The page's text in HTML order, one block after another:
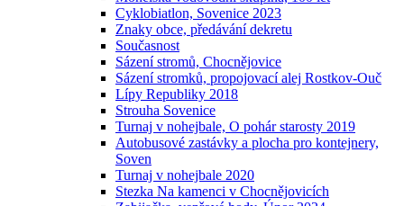
Cyklobiatlon, Sovenice 2023
Znaky obce, předávání dekretu
Současnost
Sázení stromů, Chocnějovice
Sázení stromků, propojovací alej Rostkov-Ouč
Lípy Republiky 2018
Strouha Sovenice
Turnaj v nohejbale, O pohár starosty 2019
Autobusové zastávky a plocha pro kontejnery,
Soven
Turnaj v nohejbale 2020
Stezka Na kamenci v Chocnějovicích